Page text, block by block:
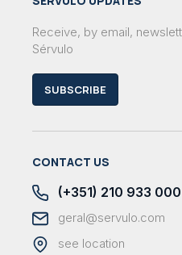
Receive, by email,
Sérvulo
SUBSCRIBE
CONTACT US
(+351) 210 933 000
geral@servulo.com
see location